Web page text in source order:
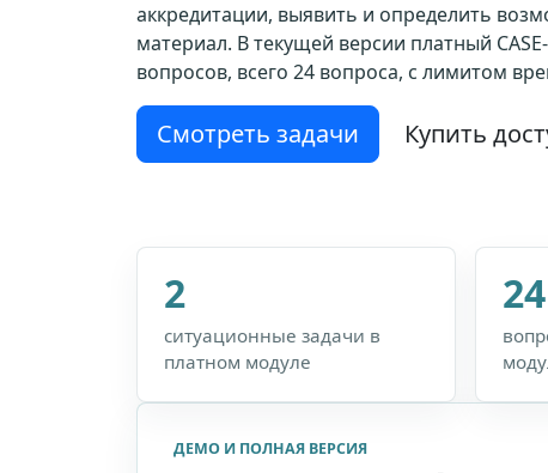
аккредитации, выявить и определить
материал. В текущей версии платный
вопросов, всего 24 вопроса, с лимитом
Смотреть задачи Купить
2
ситуационные задачи в
платном модуле
24
ДЕМО И ПОЛНАЯ ВЕРСИЯ